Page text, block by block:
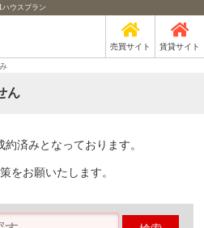
ウスプラン
売買サイト 賃貸サイト
ん
済みとなっております。
をお願いたします。